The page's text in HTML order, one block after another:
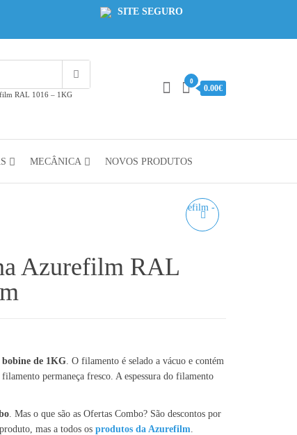
SITE SEGURO
RAL 1016 – 1KG
0
0.00€
MECÂNICA NOVOS PRODUTOS
Azurefilm RAL
de 1KG. O filamento é selado a vácuo e contém
permaneça fresco. A espessura do filamento
. Mas o que são as Ofertas Combo? São descontos por
mas a todos os produtos da Azurefilm.